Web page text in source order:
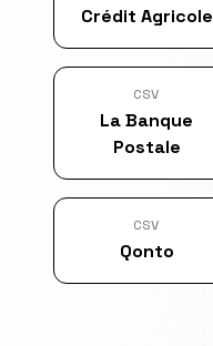
Crédit Agricole
CSV
La Banque
Postale
CSV
Qonto